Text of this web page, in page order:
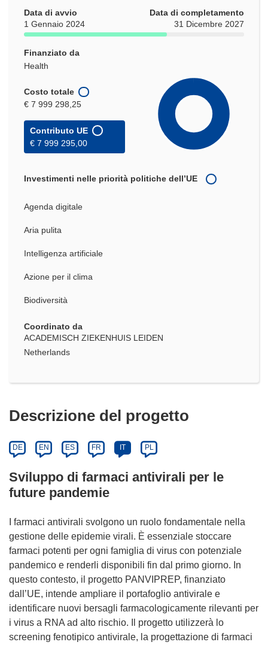
Data di avvio
1 Gennaio 2024
Data di completamento
31 Dicembre 2027
Finanziato da
Health
Costo totale
€ 7 999 298,25
Contributo UE
€ 7 999 295,00
Investimenti nelle priorità politiche dell’UE
Agenda digitale
Aria pulita
Intelligenza artificiale
Azione per il clima
Biodiversità
Coordinato da
ACADEMISCH ZIEKENHUIS LEIDEN
Netherlands
Descrizione del progetto
DE EN ES FR IT PL
Sviluppo di farmaci antivirali per le
future pandemie
I farmaci antivirali svolgono un ruolo fondamentale nella
gestione delle epidemie virali. È essenziale stoccare
farmaci potenti per ogni famiglia di virus con potenziale
pandemico e renderli disponibili fin dal primo giorno. In
questo contesto, il progetto PANVIPREP, finanziato
dall’UE, intende ampliare il portafoglio antivirale e
identificare nuovi bersagli farmacologicamente rilevanti per
i virus a RNA ad alto rischio. Il progetto utilizzerà lo
screening fenotipico antivirale, la progettazione di farmaci